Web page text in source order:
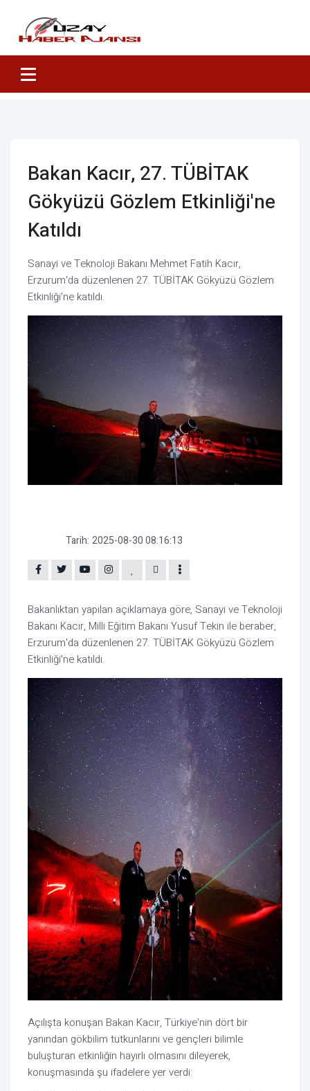
Bakan Kacır, 27. TÜBİTAK
Gökyüzü Gözlem Etkinliği'ne
Katıldı
Sanayi ve Teknoloji Bakanı Mehmet Fatih Kacır,
Erzurum'da düzenlenen 27. TÜBİTAK Gökyüzü Gözlem
Etkinliği'ne katıldı.
Tarih: 2025-08-30 08:16:13
Bakanlıktan yapılan açıklamaya göre, Sanayi ve Teknoloji
Bakanı Kacır, Milli Eğitim Bakanı Yusuf Tekin ile beraber,
Erzurum'da düzenlenen 27. TÜBİTAK Gökyüzü Gözlem
Etkinliği'ne katıldı.
Açılışta konuşan Bakan Kacır, Türkiye'nin dört bir
yanından gökbilim tutkunlarını ve gençleri bilimle
buluşturan etkinliğin hayırlı olmasını dileyerek,
konuşmasında şu ifadelere yer verdi: